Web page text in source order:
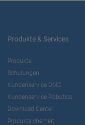
Produkte & Services
Produkte
Schulungen
Kundenservice DMC
Kundenservice Robotics
Download Center
Produktsicherheit